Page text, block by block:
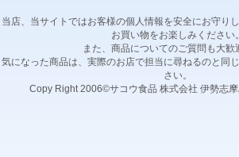
当店、当サイトではお客様の個人情報を安全にお守り
お買い物をお楽しみください。
また、商品についてのご質問も大歓
気になった商品は、実際のお店で担当に尋ねるのと同
さい。
Copy Right 2006©サコウ食品 株式会社 伊勢志